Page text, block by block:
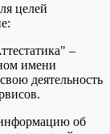
целей
–
имени
деятельность
об